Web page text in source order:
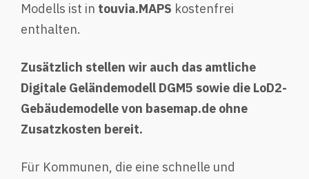
Modells ist in touvia.MAPS kostenfrei
enthalten.
Zusätzlich stellen wir auch das amtliche
Digitale Geländemodell DGM5 sowie die LoD2-
Gebäudemodelle von basemap.de ohne
Zusatzkosten bereit.
Für Kommunen, die eine schnelle und